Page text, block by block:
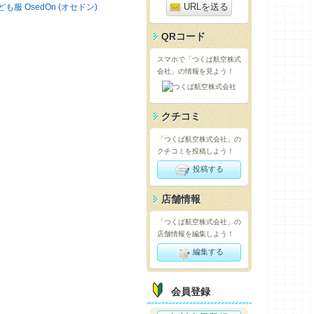
も服 OsedOn (オセドン) URLを送る
QRコード
スマホで「つくば航空株式
会社」の情報を見よう！
クチコミ
「つくば航空株式会社」の
クチコミを投稿しよう！
投稿する
店舗情報
「つくば航空株式会社」の
店舗情報を編集しよう！
編集する
会員登録